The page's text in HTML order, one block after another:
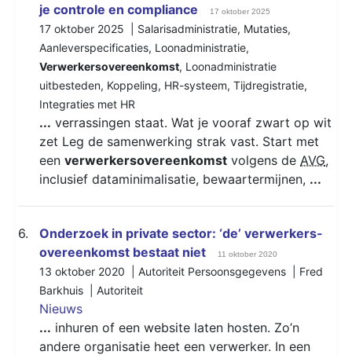
je controle en compliance 17 oktober 2025
17 oktober 2025 | Salarisadministratie, Mutaties,
Aanleverspecificaties, Loonadministratie,
Verwerkersovereenkomst, Loonadministratie
uitbesteden, Koppeling, HR-systeem, Tijdregistratie,
Integraties met HR
... verrassingen staat. Wat je vooraf zwart op wit
zet Leg de samenwerking strak vast. Start met
een verwerkersovereenkomst volgens de AVG,
inclusief dataminimalisatie, bewaartermijnen, ...
6.
Onderzoek in private sector: ‘de’ verwerkers-
overeenkomst bestaat niet
11 oktober 2020
13 oktober 2020 | Autoriteit Persoonsgegevens | Fred
Barkhuis | Autoriteit
Nieuws
... inhuren of een website laten hosten. Zo’n
andere organisatie heet een verwerker. In een